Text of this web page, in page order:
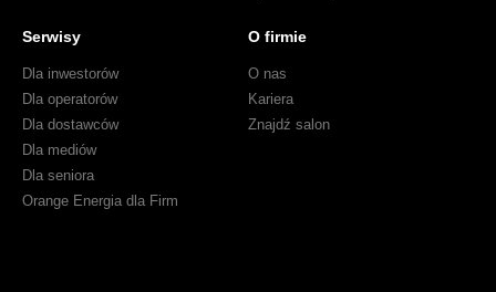
Serwisy
Dla inwestorów
Dla operatorów
Dla dostawców
Dla mediów
Dla seniora
Orange Energia dla Firm
O firmie
O nas
Kariera
Znajdź salon